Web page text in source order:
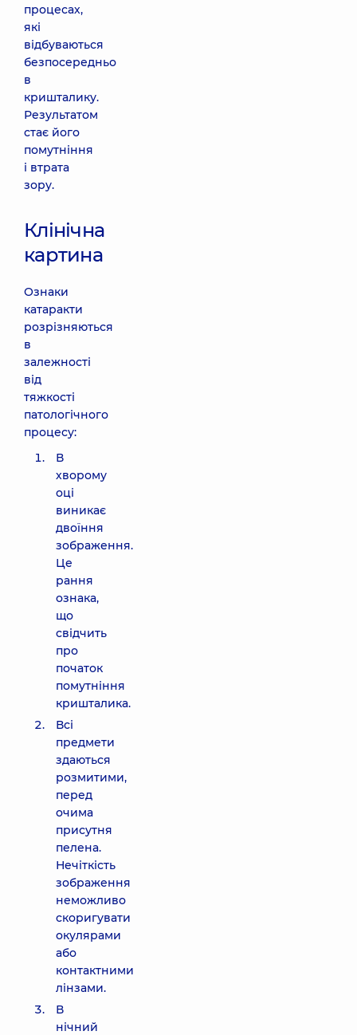
процесах,
які
відбуваються
безпосередньо
в
кришталику.
Результатом
стає його
помутніння
і втрата
зору.
Клінічна
картина
Ознаки
катаракти
розрізняються
в
залежності
від
тяжкості
патологічного
процесу:
В
хворому
оці
виникає
двоїння
зображення.
Це
рання
ознака,
що
свідчить
про
початок
помутніння
кришталика.
Всі
предмети
здаються
розмитими,
перед
очима
присутня
пелена.
Нечіткість
зображення
неможливо
скоригувати
окулярами
або
контактними
лінзами.
В
нічний